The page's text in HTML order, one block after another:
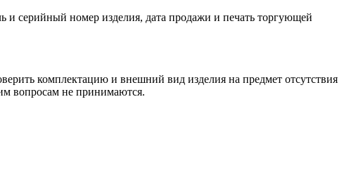
серийный номер изделия, дата продажи и печать торгующей
комплектацию и внешний вид изделия на предмет отсутствия
вопросам не принимаются.